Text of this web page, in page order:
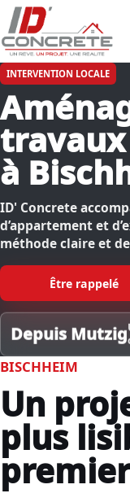
INTERVENTION LOCALE
à
ID' Concrete
d’appartement et
méthode claire et
Être rappelé
Depuis Mutzig
BISCHHEIM
Un
plus